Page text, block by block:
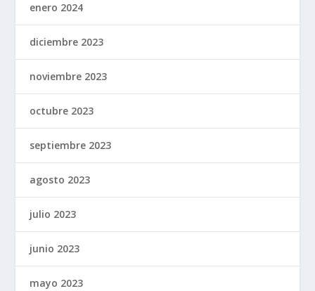
enero 2024
diciembre 2023
noviembre 2023
octubre 2023
septiembre 2023
agosto 2023
julio 2023
junio 2023
mayo 2023